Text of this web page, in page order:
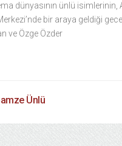
dünyasının ünlü
bir araya geldiği
ve Özge Özder
Ünlü